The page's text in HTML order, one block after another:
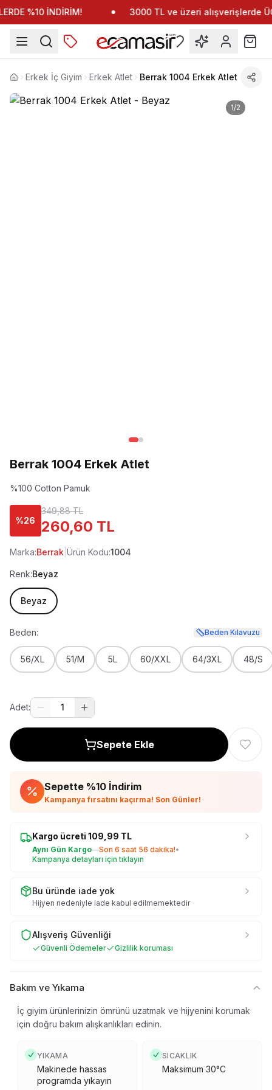
%10 İNDİRİM! 3000 TL ve üzeri alışverişlerde
Anasayfa
Erkek İç Giyim Erkek Atlet Berrak 1004 Erkek Atlet
1/2
Berrak 1004 Erkek Atlet
%100 Cotton Pamuk
%26
349,88 TL
260,60 TL
Marka:Berrak Ürün Kodu:1004
Renk:Beyaz
Beyaz
Beden: Beden Kılavuzu
56/XL 51/M 5L 60/XXL 64/3XL 48/S
Adet: 1
Sepete Ekle
Sepette %10 İndirim
Kampanya fırsatını kaçırma! Son Günler!
Kargo ücreti 109,99 TL
Aynı Gün Kargo—Son 6 saat 56 dakika!•
Kampanya detayları için tıklayın
Bu üründe iade yok
Hijyen nedeniyle iade kabul edilmemektedir
Alışveriş Güvenliği
Güvenli Ödemeler Gizlilik koruması
Bakım ve Yıkama
İç giyim ürünlerinizin ömrünü uzatmak ve hijyenini korumak
için doğru bakım alışkanlıkları edinin.
YIKAMA
Makinede hassas
programda yıkayın
SICAKLIK
Maksimum 30°C